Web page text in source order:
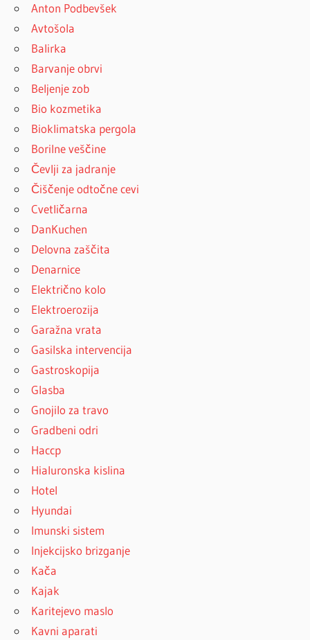
Anton Podbevšek
Avtošola
Balirka
Barvanje obrvi
Beljenje zob
Bio kozmetika
Bioklimatska pergola
Borilne veščine
Čevlji za jadranje
Čiščenje odtočne cevi
Cvetličarna
DanKuchen
Delovna zaščita
Denarnice
Električno kolo
Elektroerozija
Garažna vrata
Gasilska intervencija
Gastroskopija
Glasba
Gnojilo za travo
Gradbeni odri
Haccp
Hialuronska kislina
Hotel
Hyundai
Imunski sistem
Injekcijsko brizganje
Kača
Kajak
Karitejevo maslo
Kavni aparati